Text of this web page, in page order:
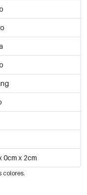
0cm x 2cm
colores.